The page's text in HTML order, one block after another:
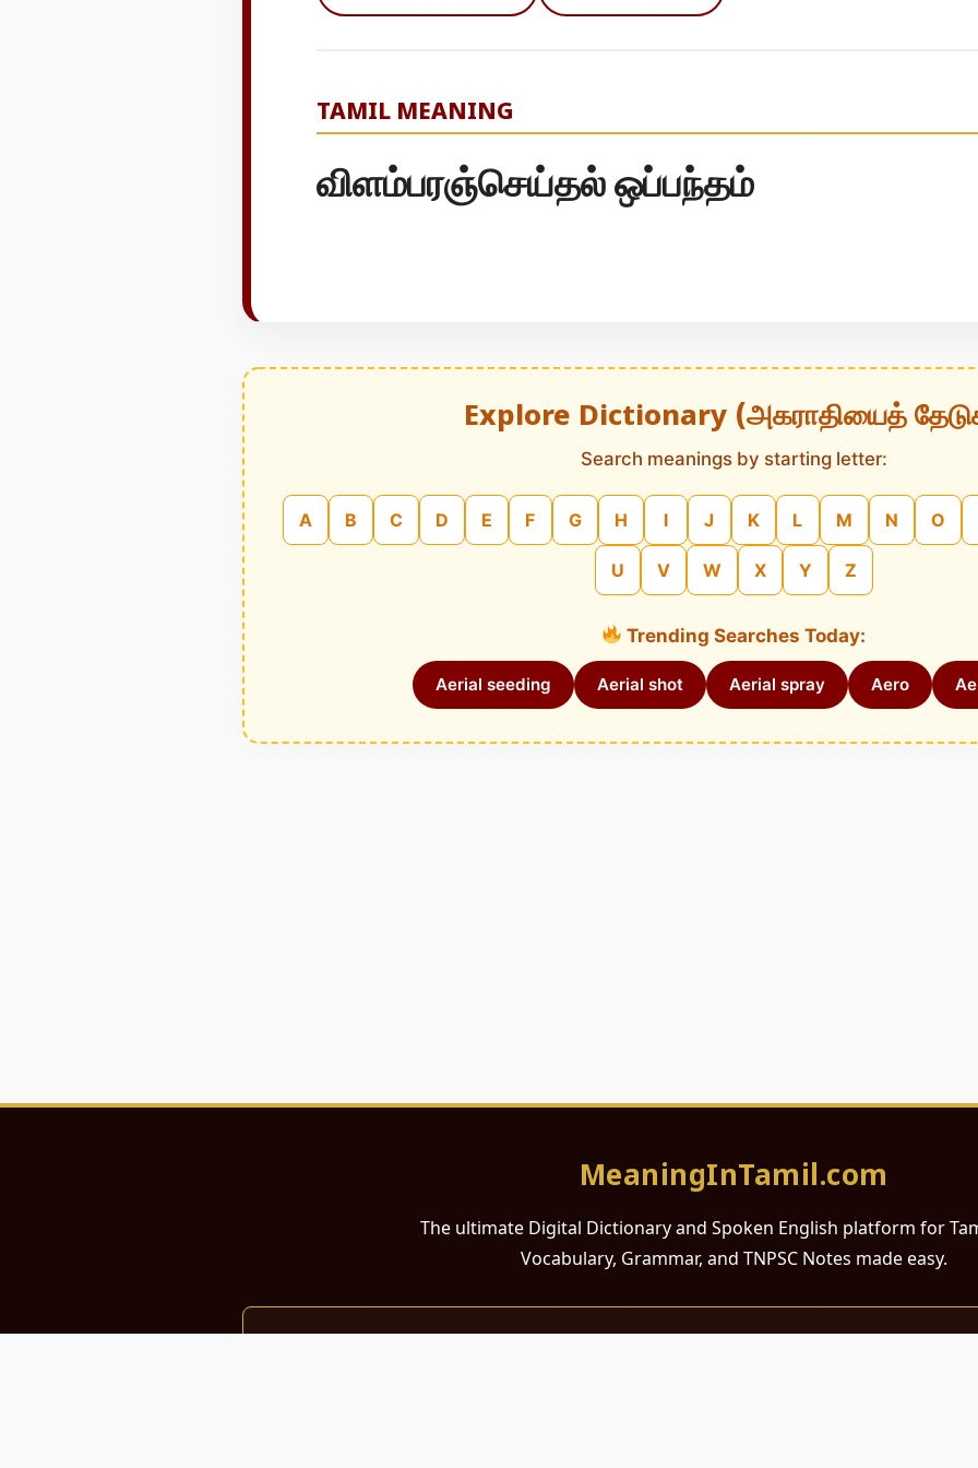
TAMIL MEANING
விளம்பரஞ்செய்தல் ஒப்பந்தம்
Explore Dictionary (அகராதியைத்
Search meanings by starting letter:
A B C D E F G H I J K L M N O
U V W X Y Z
Trending Searches Today:
Aerial seeding Aerial shot Aerial spray Aero
MeaningInTamil.com
The ultimate Digital Dictionary and Spoken English platform for
Vocabulary, Grammar, and TNPSC Notes made easy.